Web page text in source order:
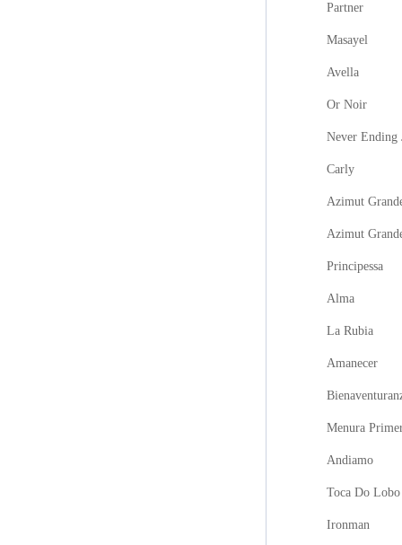
Partner
Masayel
Avella
Or Noir
Never Ending
Carly
Azimut
Azimut
Principessa
Alma
La Rubia
Amanecer
Menura
Andiamo
Toca Do Lobo
Ironman